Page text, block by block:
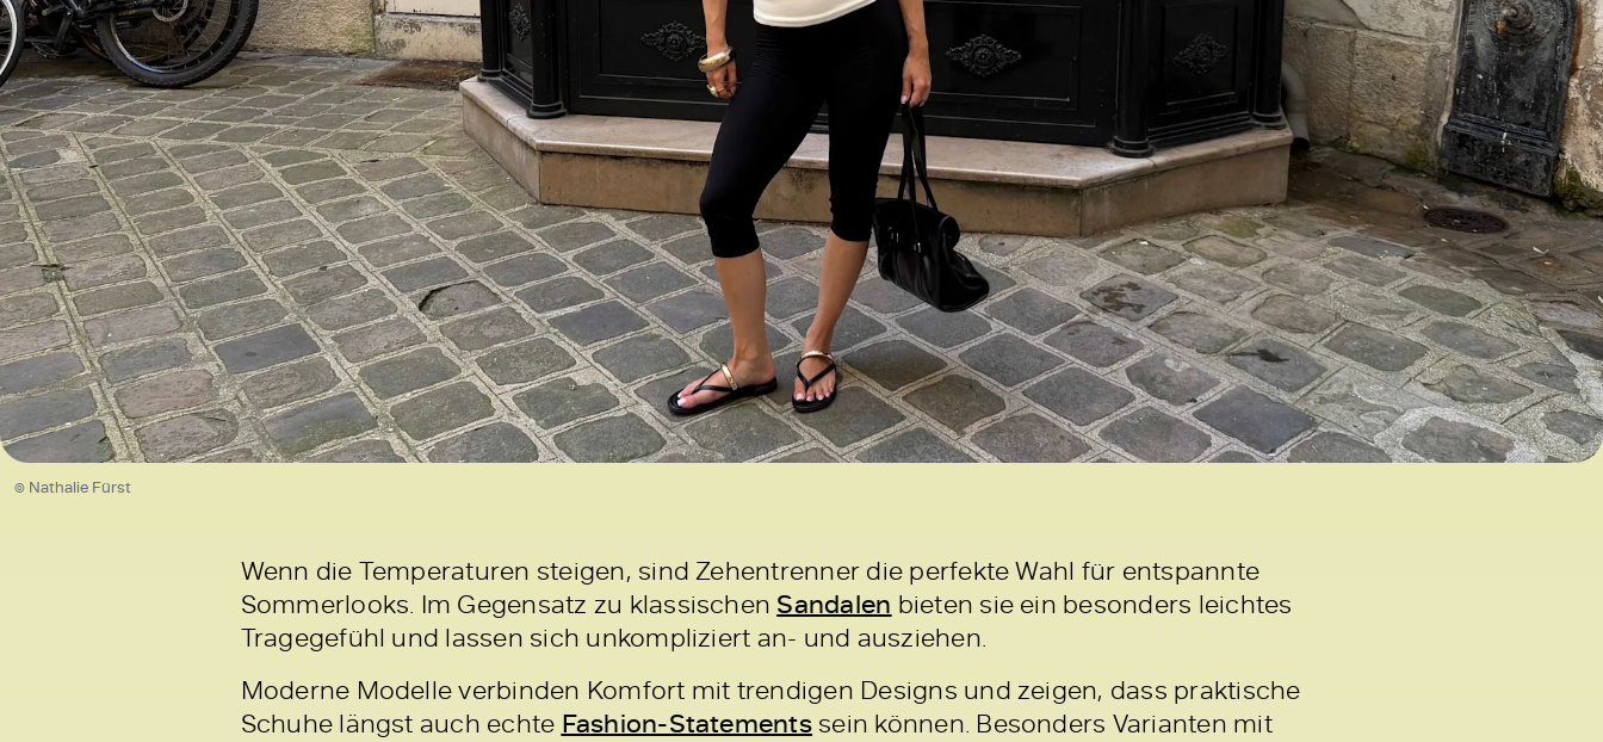
© Nathalie Fürst
Wenn die Temperaturen steigen, sind Zehentrenner die perfekte Wahl für entspannte
Sommerlooks. Im Gegensatz zu klassischen Sandalen bieten sie ein besonders leichtes
Tragegefühl und lassen sich unkompliziert an- und ausziehen.
Moderne Modelle verbinden Komfort mit trendigen Designs und zeigen, dass praktische
Schuhe längst auch echte Fashion-Statementssein können. Besonders Varianten mit